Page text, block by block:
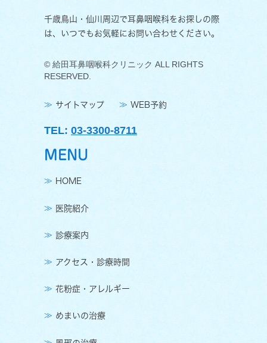
千歳鳥山・仙川周辺で耳鼻咽喉科をお探しの際
は、いつでもお気軽にお問い合わせください。
© 給田耳鼻咽喉科クリニック ALL RIGHTS
RESERVED.
サイトマップ WEB予約
TEL: 03-3300-8711
MENU
HOME
医院紹介
診療案内
アクセス・診療時間
花粉症・アレルギー
めまいの治療